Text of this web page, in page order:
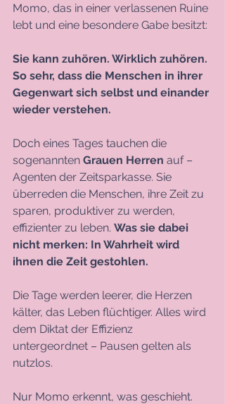
Momo, das in einer verlassenen Ruine
lebt und eine besondere Gabe besitzt:
Sie kann zuhören. Wirklich zuhören.
So sehr, dass die Menschen in ihrer
Gegenwart sich selbst und einander
wieder verstehen.
Doch eines Tages tauchen die
sogenannten Grauen Herren auf –
Agenten der Zeitsparkasse. Sie
überreden die Menschen, ihre Zeit zu
sparen, produktiver zu werden,
effizienter zu leben. Was sie dabei
nicht merken: In Wahrheit wird
ihnen die Zeit gestohlen.
Die Tage werden leerer, die Herzen
kälter, das Leben flüchtiger. Alles wird
dem Diktat der Effizienz
untergeordnet – Pausen gelten als
nutzlos.
Nur Momo erkennt, was geschieht.